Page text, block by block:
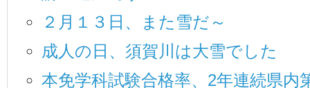
２月１３日、また雪だ～
成人の日、須賀川は大雪でした
本免学科試験合格率、2年連続県内